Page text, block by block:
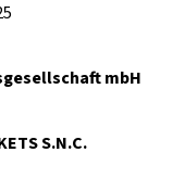
mbH
S.N.C.